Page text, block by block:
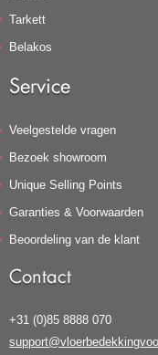
Tarkett
Belakos
Service
Veelgestelde vragen
Bezoek showroom
Unique Selling Points
Garanties & Voorwaarden
Beoordeling van de klant
Contact
+31 (0)85 8888 070